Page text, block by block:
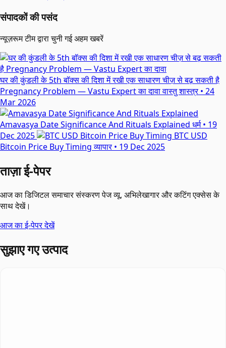
संपादकों की पसंद
न्यूज़रूम टीम द्वारा चुनी गई अहम खबरें
घर की कुंडली के 5th बॉक्स की दिशा में रखी एक साधारण चीज़ से बढ़ सकती है
Pregnancy Problem — Vastu Expert का दावावास्तु शास्त्र • 24
Mar 2026
Amavasya Date Significance And Rituals Explained धर्म • 19
Dec 2025
BTC USD
Bitcoin Price Buy Timing व्यापार • 19 Dec 2025
ताज़ा ई-पेपर
आज का डिजिटल समाचार संस्करण पेज व्यू, अभिलेखागार और कटिंग एक्सेस के
साथ देखें।
आज का ई-पेपर देखें
सुझाए गए उत्पाद